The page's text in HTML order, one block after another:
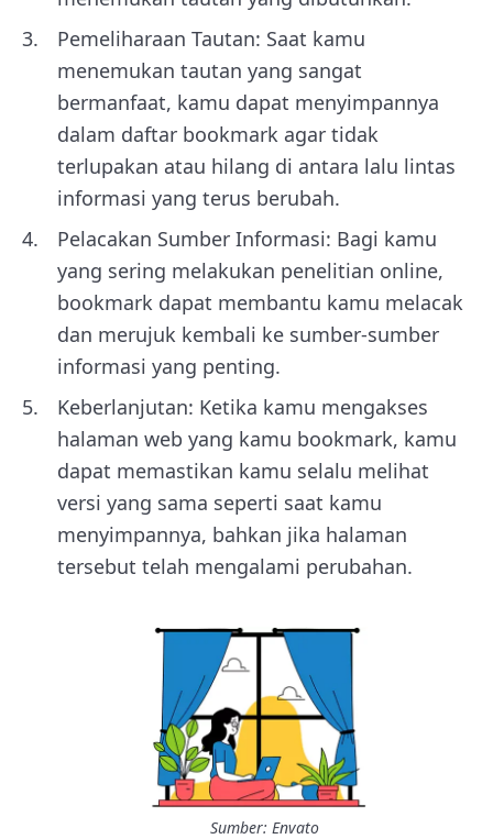
Pemeliharaan Tautan: Saat kamu
menemukan tautan yang sangat
bermanfaat, kamu dapat menyimpannya
dalam daftar bookmark agar tidak
terlupakan atau hilang di antara lalu lintas
informasi yang terus berubah.
Pelacakan Sumber Informasi: Bagi kamu
yang sering melakukan penelitian online,
bookmark dapat membantu kamu melacak
dan merujuk kembali ke sumber-sumber
informasi yang penting.
Keberlanjutan: Ketika kamu mengakses
halaman web yang kamu bookmark, kamu
dapat memastikan kamu selalu melihat
versi yang sama seperti saat kamu
menyimpannya, bahkan jika halaman
tersebut telah mengalami perubahan.
Sumber: Envato